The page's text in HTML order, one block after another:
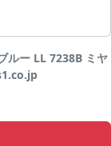
ルー LL 7238B ミヤ